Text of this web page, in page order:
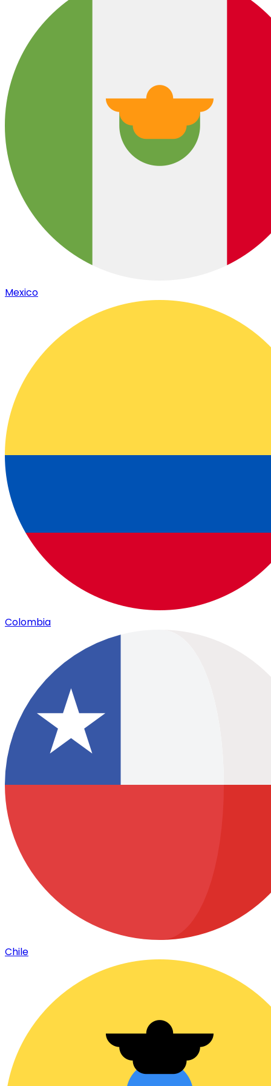
Mexico
Colombia
Chile